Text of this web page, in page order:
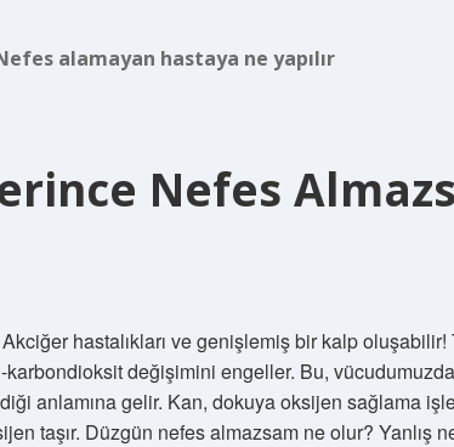
alamayan hastaya ne yapılır
Nefes
hastalıkları ve genişlemiş bir kalp oluşabilir!
değişimini engeller. Bu,
anlamına gelir. Kan, dokuya oksijen sağlama
taşır. Düzgün nefes almazsam ne olur? Yanlış